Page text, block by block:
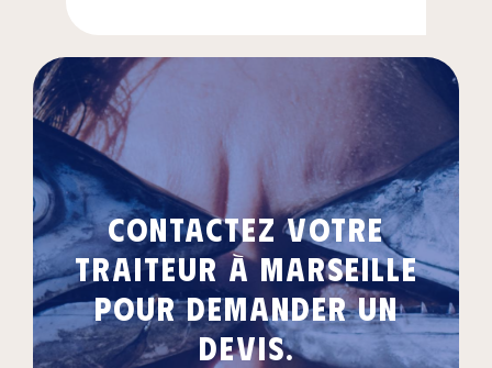
Contactez votre
traiteur à Marseille
pour demander un
devis.